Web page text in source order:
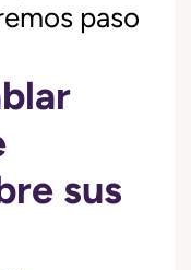
paso
sus